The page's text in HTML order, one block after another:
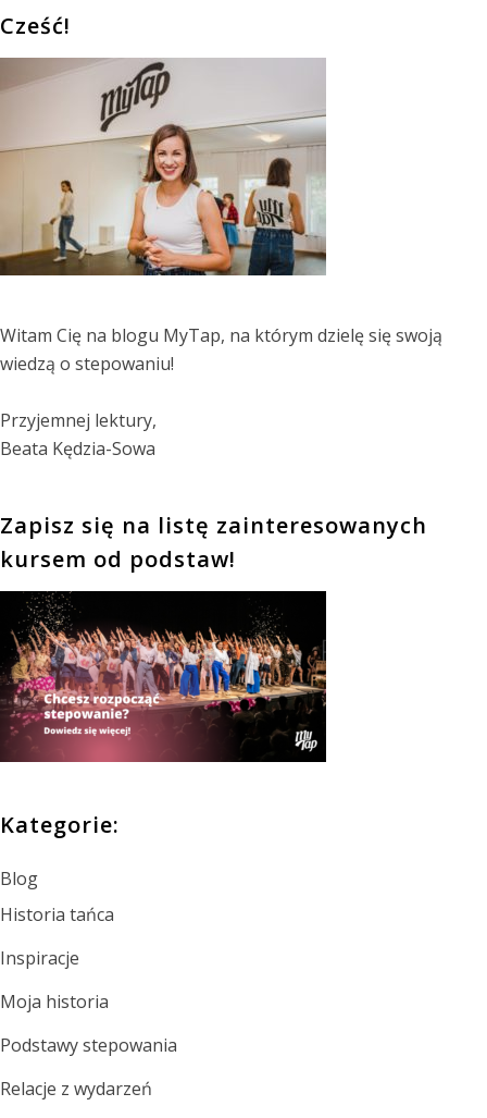
Cześć!
Witam Cię na blogu MyTap, na którym dzielę się swoją
wiedzą o stepowaniu!
Przyjemnej lektury,
Beata Kędzia-Sowa
Zapisz się na listę zainteresowanych
kursem od podstaw!
Kategorie:
Blog
Historia tańca
Inspiracje
Moja historia
Podstawy stepowania
Relacje z wydarzeń